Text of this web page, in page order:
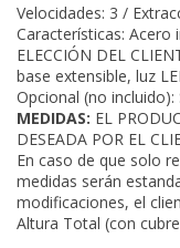
Velocidades: 3 /
Características: Acero
ELECCIÓN DEL
base extensible, luz
Opcional (no incluido):
MEDIDAS: EL
DESEADA POR EL
En caso de que solo
medidas serán
modificaciones, el
Altura Total (con